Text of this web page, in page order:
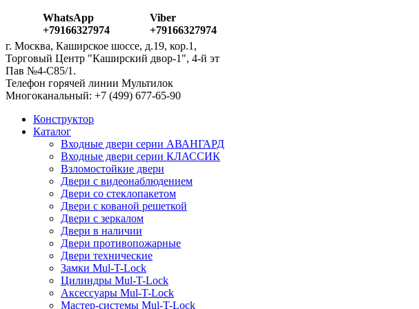
WhatsApp
+79166327974
Viber
+79166327974
г. Москва, Каширское шоссе, д.19, кор.1,
Торговый Центр "Каширский двор-1", 4-й эт
Пав №4-С85/1.
Телефон горячей линии Мультилок
Многоканальный: ‎+7 (499) 677-65-90
Конструктор
Каталог
Входные двери серии АВАНГАРД
Входные двери серии КЛАССИК
Взломостойкие двери
Двери с видеонаблюдением
Двери со стеклопакетом
Двери с кованой решеткой
Двери с зеркалом
Двери в наличии
Двери противопожарные
Двери технические
Замки Mul-T-Lock
Цилиндры Mul-T-Lock
Аксессуары Mul-T-Lock
Мастер-системы Mul-T-Lock